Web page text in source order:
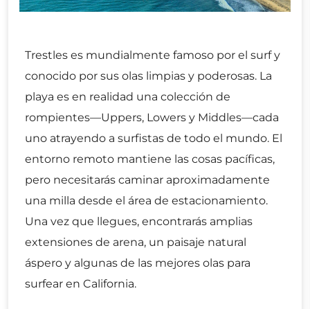
Trestles es mundialmente famoso por el surf y
conocido por sus olas limpias y poderosas. La
playa es en realidad una colección de
rompientes—Uppers, Lowers y Middles—cada
uno atrayendo a surfistas de todo el mundo. El
entorno remoto mantiene las cosas pacíficas,
pero necesitarás caminar aproximadamente
una milla desde el área de estacionamiento.
Una vez que llegues, encontrarás amplias
extensiones de arena, un paisaje natural
áspero y algunas de las mejores olas para
surfear en California.